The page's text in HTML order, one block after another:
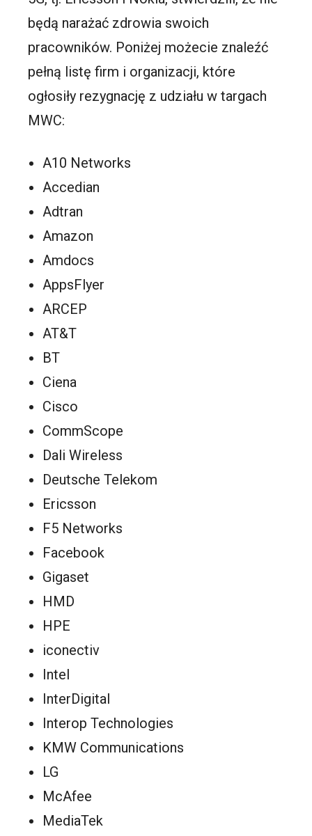
będą narażać zdrowia swoich
pracowników. Poniżej możecie znaleźć
pełną listę firm i organizacji, które
ogłosiły rezygnację z udziału w targach
MWC:
A10 Networks
Accedian
Adtran
Amazon
Amdocs
AppsFlyer
ARCEP
AT&T
BT
Ciena
Cisco
CommScope
Dali Wireless
Deutsche Telekom
Ericsson
F5 Networks
Facebook
Gigaset
HMD
HPE
iconectiv
Intel
InterDigital
Interop Technologies
KMW Communications
LG
McAfee
MediaTek